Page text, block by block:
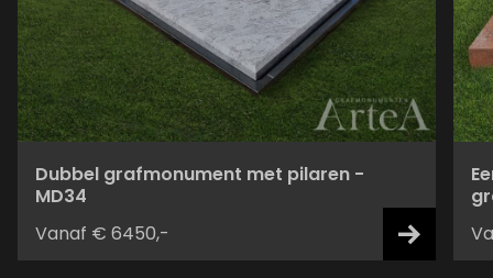
Dubbel grafmonument met pilaren -
MD34
Vanaf € 6450,-